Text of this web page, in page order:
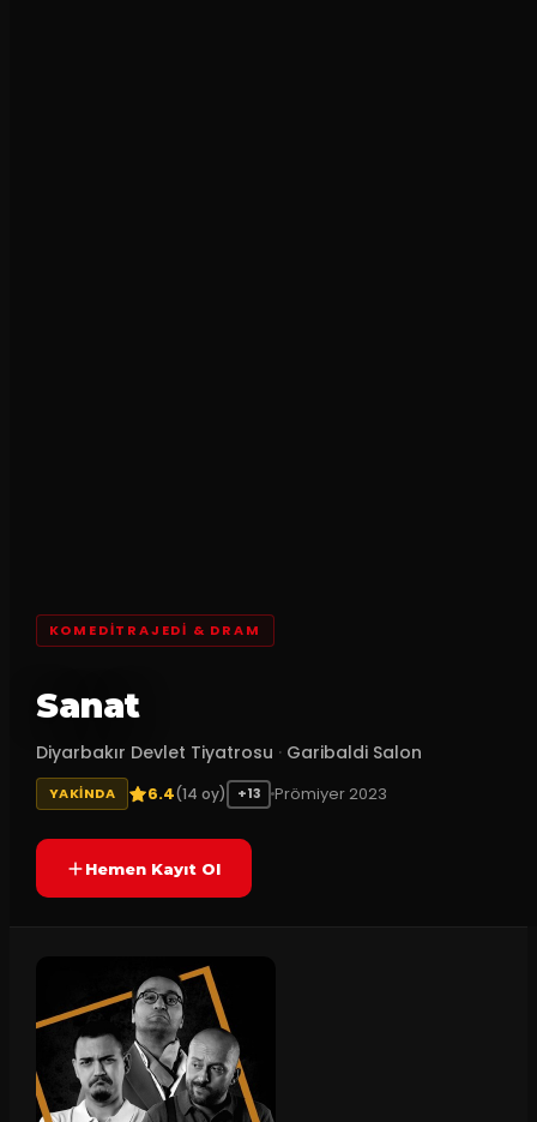
KOMEDITRAJEDI & DRAM
Sanat
Diyarbakır Devlet Tiyatrosu · Garibaldi Salon
YAKINDA 6.4(14 oy) +13 Prömiyer 2023
Hemen Kayıt Ol